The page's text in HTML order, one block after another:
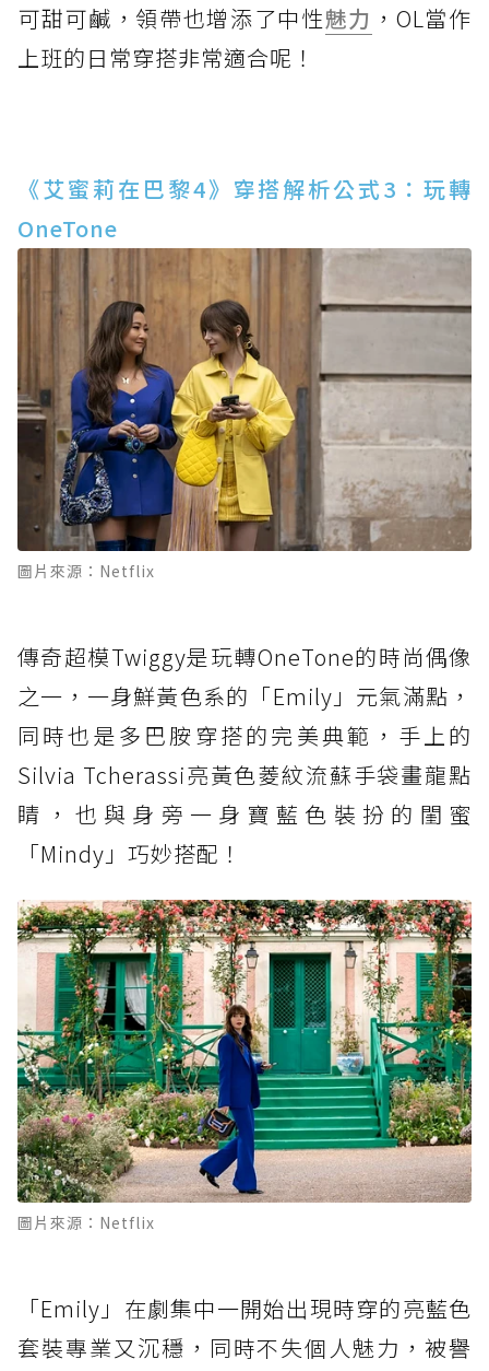
可甜可鹹，領帶也增添了中性魅力 ，OL當作
上班的日常穿搭非常適合呢！
《艾蜜莉在巴黎4》穿搭解析公式3：玩轉
OneTone
圖片來源：Netflix
傳奇超模Twiggy是玩轉OneTone的時尚偶像
之一，一身鮮黃色系的「Emily」元氣滿點，
同時也是多巴胺穿搭的完美典範，手上的
Silvia Tcherassi亮黃色菱紋流蘇手袋畫龍點
睛，也與身旁一身寶藍色裝扮的閨蜜
「Mindy」巧妙搭配！
圖片來源：Netflix
「Emily」在劇集中一開始出現時穿的亮藍色
套裝專業又沉穩，同時不失個人魅力，被譽